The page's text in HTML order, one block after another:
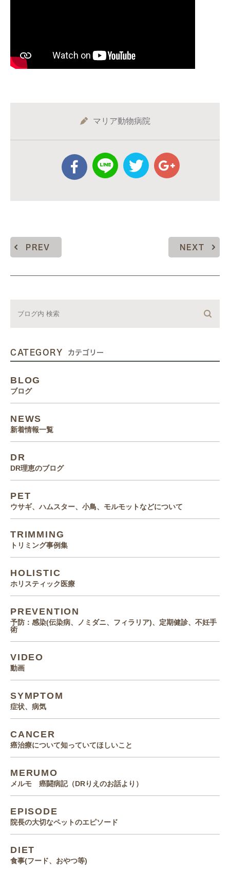
マリア動物病院
PREV NEXT
CATEGORY カテゴリー
BLOG
ブログ
NEWS
新着情報一覧
DR
DR理恵のブログ
PET
ウサギ、ハムスター、小鳥、モルモットなどについて
TRIMMING
トリミング事例集
HOLISTIC
ホリスティック医療
PREVENTION
予防：感染(伝染病、ノミダニ、フィラリア)、定期健診、不妊手
術
VIDEO
動画
SYMPTOM
症状、病気
CANCER
癌治療について知っていてほしいこと
MERUMO
メルモ 癌闘病記（DRりえのお話より）
EPISODE
院長の大切なペットのエピソード
DIET
食事(フード、おやつ等)